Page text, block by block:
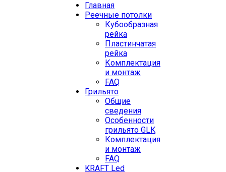
Главная
Реечные потолки
Кубообразная
рейка
Пластинчатая
рейка
Комплектация
и монтаж
FAQ
Грильято
Общие
сведения
Особенности
грильято GLK
Комплектация
и монтаж
FAQ
KRAFT Led